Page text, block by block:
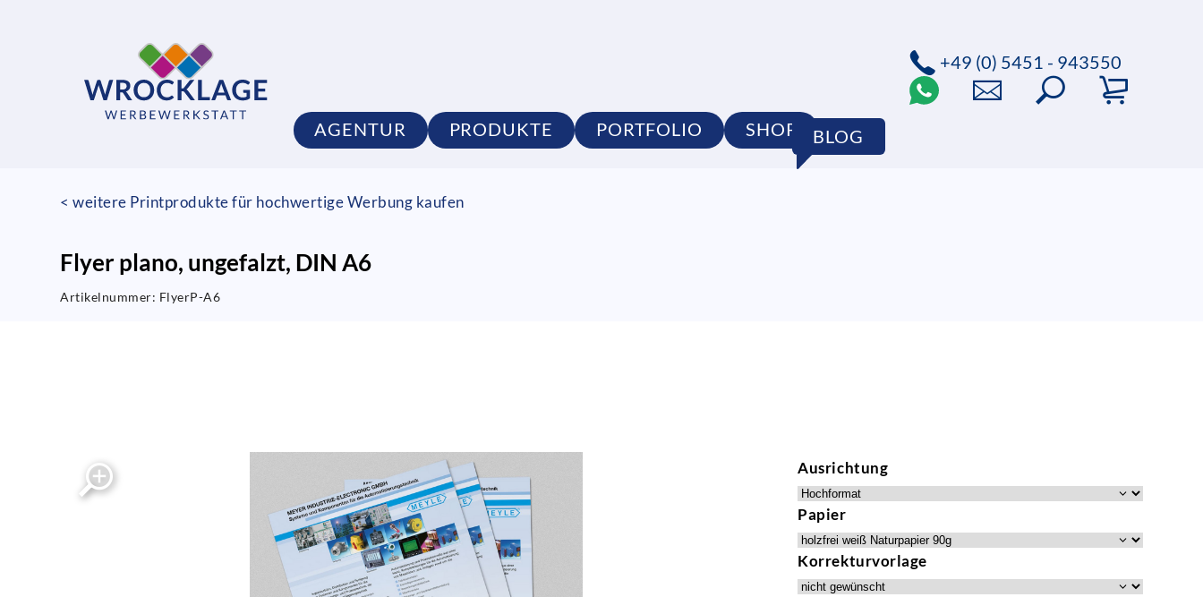
AGENTUR PRODUKTE PORTFOLIO SHOP BLOG
+49 (0) 5451 - 943550
< weitere Printprodukte für hochwertige Werbung kaufen
Flyer plano, ungefalzt, DIN A6
Artikelnummer: FlyerP-A6
Ausrichtung
Papier
Korrekturvorlage